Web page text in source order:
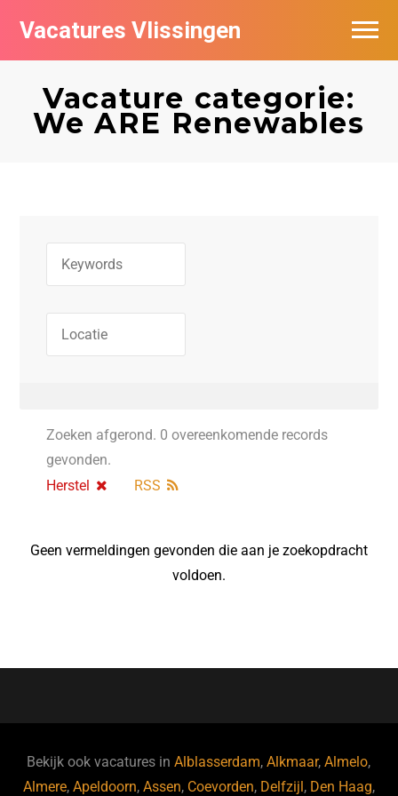
Vacatures Vlissingen
Vacature categorie:
We ARE Renewables
Zoeken afgerond. 0 overeenkomende records
gevonden.
Herstel
RSS
Geen vermeldingen gevonden die aan je zoekopdracht
voldoen.
Bekijk ook vacatures inAlblasserdam,Alkmaar,Almelo,
Almere, Apeldoorn, Assen, Coevorden, Delfzijl , Den Haag,